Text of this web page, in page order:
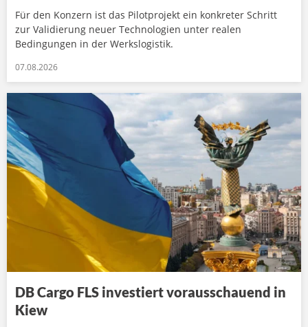
Für den Konzern ist das Pilotprojekt ein konkreter Schritt
zur Validierung neuer Technologien unter realen
Bedingungen in der Werkslogistik.
07.08.2026
DB Cargo FLS investiert vorausschauend in
Kiew